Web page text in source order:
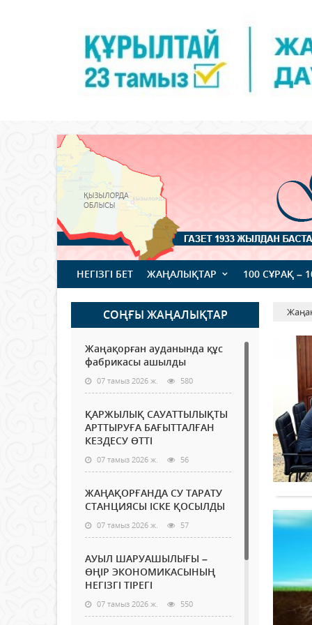
НЕГІЗГІ БЕТ ЖАҢАЛЫҚТАР 100 СҰРАҚ –
СОҢҒЫ ЖАҢАЛЫҚТАР
Жаңақорған ауданында құс
фабрикасы ашылды
07 тамыз 2026 ж. 580
ҚАРЖЫЛЫҚ САУАТТЫЛЫҚТЫ
АРТТЫРУҒА БАҒЫТТАЛҒАН
КЕЗДЕСУ ӨТТІ
07 тамыз 2026 ж. 56
ЖАҢАҚОРҒАНДА СУ ТАРАТУ
СТАНЦИЯСЫ ІСКЕ ҚОСЫЛДЫ
07 тамыз 2026 ж. 57
АУЫЛ ШАРУАШЫЛЫҒЫ –
ӨҢІР ЭКОНОМИКАСЫНЫҢ
НЕГІЗГІ ТІРЕГІ
07 тамыз 2026 ж. 550